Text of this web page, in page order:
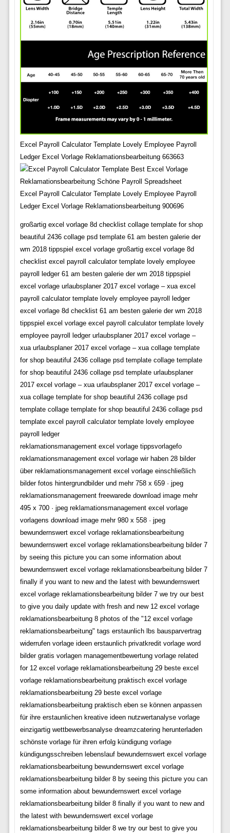
Excel Payroll Calculator Template Lovely Employee Payroll
Ledger Excel Vorlage Reklamationsbearbeitung 663663
Excel Payroll Calculator Template Lovely Employee Payroll
Ledger Excel Vorlage Reklamationsbearbeitung 900696
großartig excel vorlage 8d checklist collage template for shop
beautiful 2436 collage psd template 61 am besten galerie der
wm 2018 tippspiel excel vorlage großartig excel vorlage 8d
checklist excel payroll calculator template lovely employee
payroll ledger 61 am besten galerie der wm 2018 tippspiel
excel vorlage urlaubsplaner 2017 excel vorlage – xua excel
payroll calculator template lovely employee payroll ledger
excel vorlage 8d checklist 61 am besten galerie der wm 2018
tippspiel excel vorlage excel payroll calculator template lovely
employee payroll ledger urlaubsplaner 2017 excel vorlage –
xua urlaubsplaner 2017 excel vorlage – xua collage template
for shop beautiful 2436 collage psd template collage template
for shop beautiful 2436 collage psd template urlaubsplaner
2017 excel vorlage – xua urlaubsplaner 2017 excel vorlage –
xua collage template for shop beautiful 2436 collage psd
template collage template for shop beautiful 2436 collage psd
template excel payroll calculator template lovely employee
payroll ledger
reklamationsmanagement excel vorlage tippsvorlagefo
reklamationsmanagement excel vorlage wir haben 28 bilder
über reklamationsmanagement excel vorlage einschließlich
bilder fotos hintergrundbilder und mehr 758 x 659 · jpeg
reklamationsmanagement freewarede download image mehr
495 x 700 · jpeg reklamationsmanagement excel vorlage
vorlagens download image mehr 980 x 558 · jpeg
bewundernswert excel vorlage reklamationsbearbeitung
bewundernswert excel vorlage reklamationsbearbeitung bilder 7
by seeing this picture you can some information about
bewundernswert excel vorlage reklamationsbearbeitung bilder 7
finally if you want to new and the latest with bewundernswert
excel vorlage reklamationsbearbeitung bilder 7 we try our best
to give you daily update with fresh and new 12 excel vorlage
reklamationsbearbeitung 8 photos of the "12 excel vorlage
reklamationsbearbeitung" tags erstaunlich lbs bausparvertrag
widerrufen vorlage ideen erstaunlich privatkredit vorlage word
bilder gratis vorlagen managementbewertung vorlage related
for 12 excel vorlage reklamationsbearbeitung 29 beste excel
vorlage reklamationsbearbeitung praktisch excel vorlage
reklamationsbearbeitung 29 beste excel vorlage
reklamationsbearbeitung praktisch eben se können anpassen
für ihre erstaunlichen kreative ideen nutzwertanalyse vorlage
einzigartig wettbewerbsanalyse dreamzcatering herunterladen
schönste vorlage für ihren erfolg kündigung vorlage
kündigungsschreiben lebenslauf bewundernswert excel vorlage
reklamationsbearbeitung bewundernswert excel vorlage
reklamationsbearbeitung bilder 8 by seeing this picture you can
some information about bewundernswert excel vorlage
reklamationsbearbeitung bilder 8 finally if you want to new and
the latest with bewundernswert excel vorlage
reklamationsbearbeitung bilder 8 we try our best to give you